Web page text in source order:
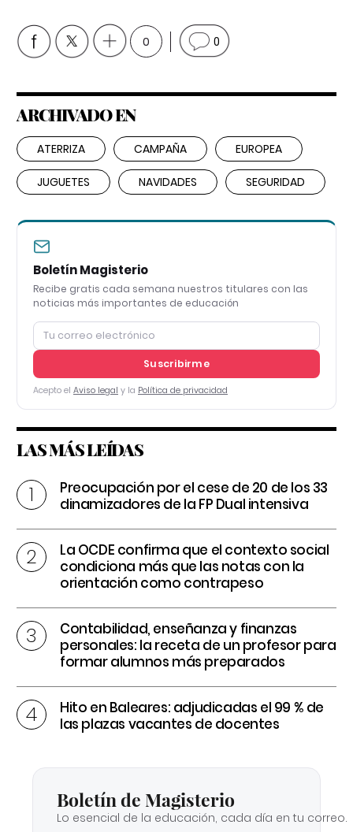
0 0
ARCHIVADO EN
ATERRIZA CAMPAÑA EUROPEA
JUGUETES NAVIDADES SEGURIDAD
Boletín Magisterio
Recibe gratis cada semana nuestros titulares con las
noticias más importantes de educación
Suscribirme
Acepto el Aviso legal y la Política de privacidad
LAS MÁS LEÍDAS
Preocupación por el cese de 20 de los 33
dinamizadores de la FP Dual intensiva
La OCDE confirma que el contexto social
condiciona más que las notas con la
orientación como contrapeso
Contabilidad, enseñanza y finanzas
personales: la receta de un profesor para
formar alumnos más preparados
Hito en Baleares: adjudicadas el 99 % de
las plazas vacantes de docentes
Boletín de Magisterio
Lo esencial de la educación, cada día en tu correo.